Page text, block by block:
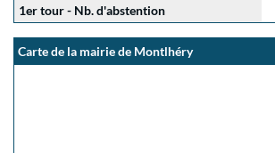
1er tour - Nb. d'abstention
Carte de la mairie de Montlhéry